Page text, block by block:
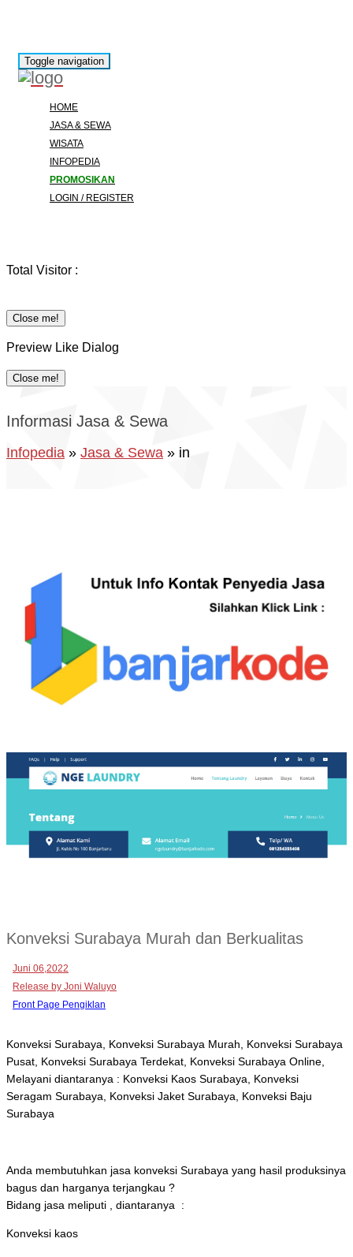
Toggle navigation
HOME
JASA & SEWA
WISATA
INFOPEDIA
PROMOSIKAN
LOGIN / REGISTER
Total Visitor :
Close me!
Preview Like Dialog
Close me!
Informasi Jasa & Sewa
Infopedia » Jasa & Sewa » in
Konveksi Surabaya Murah dan Berkualitas
Juni 06,2022
Release by Joni Waluyo
Front Page Pengiklan
Konveksi Surabaya, Konveksi Surabaya Murah, Konveksi Surabaya
Pusat, Konveksi Surabaya Terdekat, Konveksi Surabaya Online,
Melayani diantaranya : Konveksi Kaos Surabaya, Konveksi
Seragam Surabaya, Konveksi Jaket Surabaya, Konveksi Baju
Surabaya
Anda membutuhkan jasa konveksi Surabaya yang hasil produksinya
bagus dan harganya terjangkau ?
Bidang jasa meliputi , diantaranya :
Konveksi kaos